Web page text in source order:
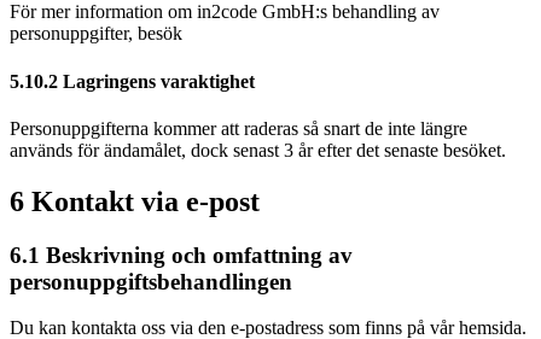
För mer information om in2code GmbH:s behandling av
personuppgifter, besök
5.10.2 Lagringens varaktighet
Personuppgifterna kommer att raderas så snart de inte längre
används för ändamålet, dock senast 3 år efter det senaste besöket.
6 Kontakt via e-post
6.1 Beskrivning och omfattning av
personuppgiftsbehandlingen
Du kan kontakta oss via den e-postadress som finns på vår hemsida.